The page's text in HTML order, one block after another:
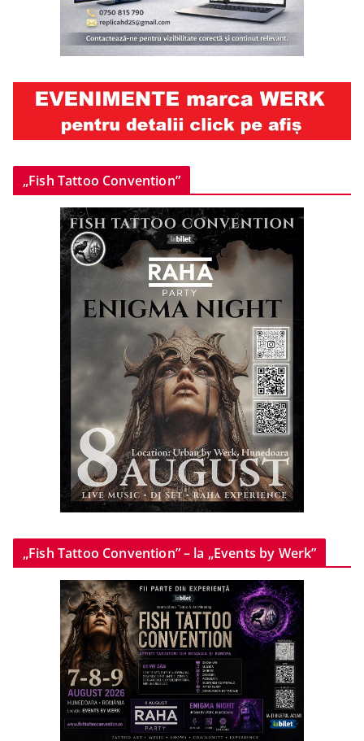
„Fish Tattoo Convention”
„Fish Tattoo Convention” – la „Events by Werk”